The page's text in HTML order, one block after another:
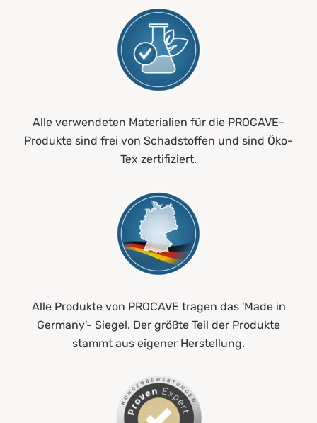
Alle verwendeten Materialien für die PROCAVE-
Produkte sind frei von Schadstoffen und sind Öko-
Tex zertifiziert.
Alle Produkte von PROCAVE tragen das 'Made in
Germany'- Siegel. Der größte Teil der Produkte
stammt aus eigener Herstellung.